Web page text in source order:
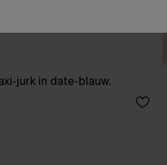
jurk in date-blauw.